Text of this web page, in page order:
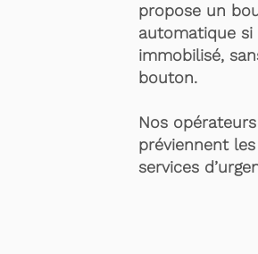
propose un
automatique
immobilisé,
bouton.
Nos
préviennent
services